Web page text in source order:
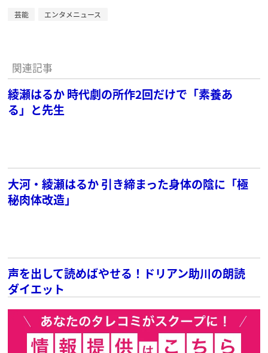
芸能 エンタメニュース
関連記事
綾瀬はるか 時代劇の所作2回だけで「素養あ
る」と先生
大河・綾瀬はるか 引き締まった身体の陰に「極
秘肉体改造」
声を出して読めばやせる！ドリアン助川の朗読
ダイエット